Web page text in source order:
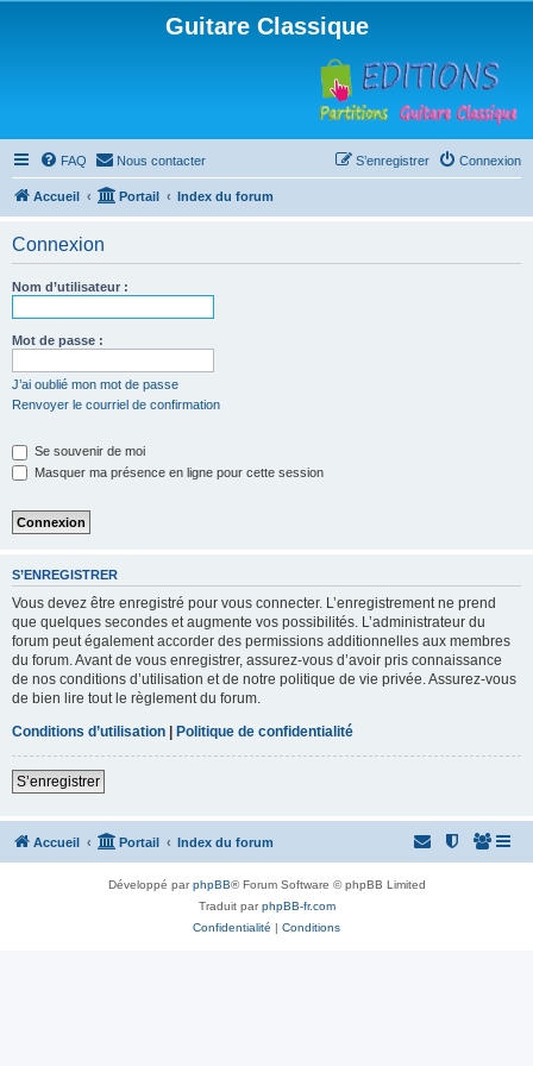
Guitare Classique
FAQ Nous contacter Connexion
S’enregistrer
Accueil Portail Index du forum
Connexion
Nom d’utilisateur :
Mot de passe :
J’ai oublié mon mot de passe
Renvoyer le courriel de confirmation
Se souvenir de moi
Masquer ma présence en ligne pour cette session
S’ENREGISTRER
Vous devez être enregistré pour vous connecter. L’enregistrement ne prend
que quelques secondes et augmente vos possibilités. L’administrateur du
forum peut également accorder des permissions additionnelles aux membres
du forum. Avant de vous enregistrer, assurez-vous d’avoir pris connaissance
de nos conditions d’utilisation et de notre politique de vie privée. Assurez-vous
de bien lire tout le règlement du forum.
Conditions d’utilisation | Politique de confidentialité
S’enregistrer
Accueil Portail Index du forum
Développé parphpBB® Forum Software © phpBB Limited
Traduit parphpBB-fr.com
Confidentialité | Conditions